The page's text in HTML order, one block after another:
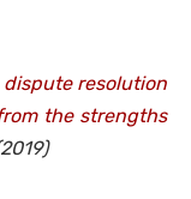
resolution
the strengths